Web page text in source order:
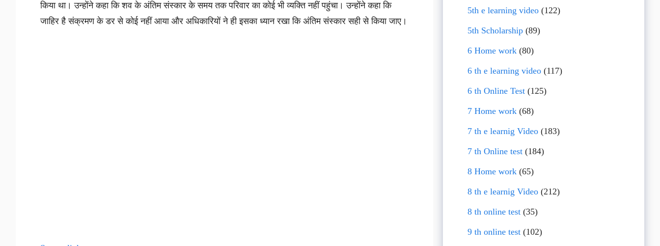
किया था। उन्होंने कहा कि शव के अंतिम संस्कार के समय तक परिवार का कोई भी व्यक्ति नहीं पहुंचा। उन्होंने कहा कि
जाहिर है संक्रमण के डर से कोई नहीं आया और अधिकारियों ने ही इसका ध्यान रखा कि अंतिम संस्कार सही से किया जाए।
5th e learning video (122)
5th Scholarship (89)
6 Home work (80)
6 th e learning video (117)
6 th Online Test (125)
7 Home work (68)
7 th e learnig Video (183)
7 th Online test (184)
8 Home work (65)
8 th e learnig Video (212)
8 th online test (35)
9 th online test (102)